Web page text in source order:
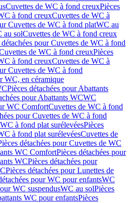
Cuvettes de WC à fond creuxPièces
à fond creuxCuvettes de WC à
Cuvettes de WC à fond platWC au
au solCuvettes de WC à fond creux
détachées pour Cuvettes de WC à fond
de WC à fond creuxPièces
à fond creuxCuvettes de WC à
Cuvettes de WC à fond
WC, en céramique
Pièces détachées pour Abattants
pour Abattants WCWC
WC ComfortCuvettes de WC à fond
pour Cuvettes de WC à fond
à fond plat surélevéesPièces
à fond plat surélevéesCuvettes de
détachées pour Cuvettes de WC
WC ComfortPièces détachées pour
WCPièces détachées pour
Pièces détachées pour Lunettes de
pour WC pour enfantsWC
WC suspendusWC au solPièces
WC pour enfantsPièces